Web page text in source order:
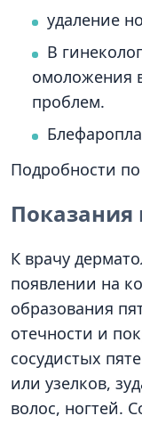
удаление
В
омоложения
проблем.
Подробности по
К врачу
появлении на
образования
отечности и
сосудистых
или узелков,
волос, ногтей.